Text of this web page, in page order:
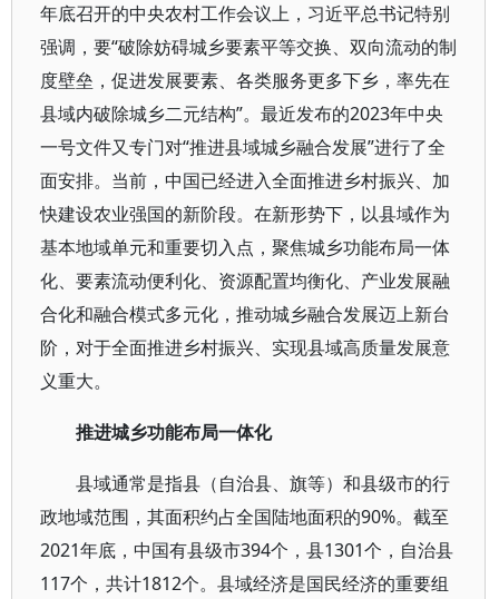
年底召开的中央农村工作会议上，习近平总书记特别
强调，要“破除妨碍城乡要素平等交换、双向流动的制
度壁垒，促进发展要素、各类服务更多下乡，率先在
县域内破除城乡二元结构”。最近发布的2023年中央
一号文件又专门对“推进县域城乡融合发展”进行了全
面安排。当前，中国已经进入全面推进乡村振兴、加
快建设农业强国的新阶段。在新形势下，以县域作为
基本地域单元和重要切入点，聚焦城乡功能布局一体
化、要素流动便利化、资源配置均衡化、产业发展融
合化和融合模式多元化，推动城乡融合发展迈上新台
阶，对于全面推进乡村振兴、实现县域高质量发展意
义重大。
推进城乡功能布局一体化
县域通常是指县（自治县、旗等）和县级市的行
政地域范围，其面积约占全国陆地面积的90%。截至
2021年底，中国有县级市394个，县1301个，自治县
117个，共计1812个。县域经济是国民经济的重要组